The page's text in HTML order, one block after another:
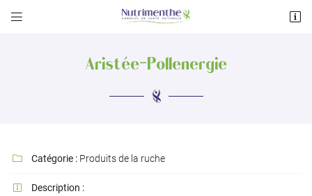
 
Aristée-Pollenergie
 Catégorie : Produits de la ruche

Description :